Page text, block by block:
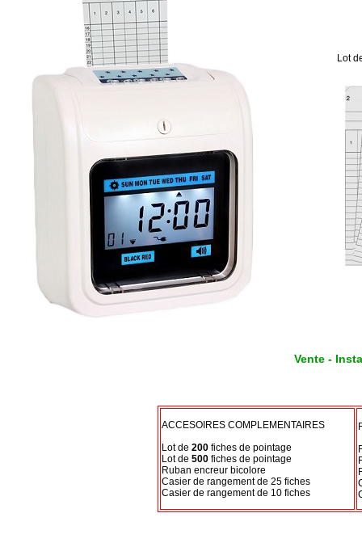
Lot
Vente -
ACCESOIRES COMPLEMENTAIRES
Lot de 200fiches de pointage
Lot de 500fiches de pointage
Ruban encreur bicolore
Casier de rangement de 25 fiches
Casier de rangement de 10 fiches